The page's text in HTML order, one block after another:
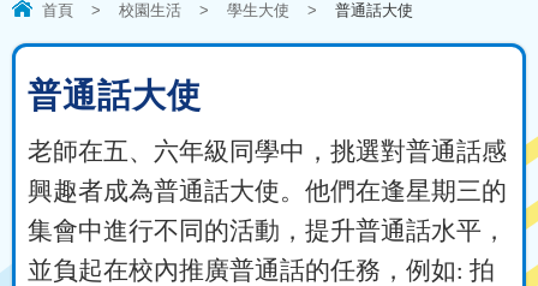
首頁 > 校園生活 > 學生大使 > 普通話大使
普通話大使
老師在五、六年級同學中，挑選對普通話感
興趣者成為普通話大使。他們在逢星期三的
集會中進行不同的活動，提升普通話水平，
並負起在校內推廣普通話的任務，例如: 拍